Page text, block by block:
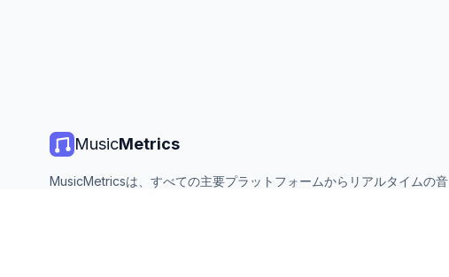
MusicMetrics
MusicMetricsは、すべての主要プラットフォームからリアルタイムの音